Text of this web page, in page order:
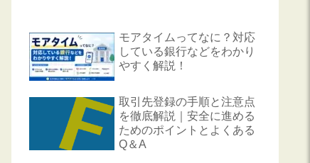
モアタイムってなに？対応
している銀行などをわかり
やすく解説！
取引先登録の手順と注意点
を徹底解説｜安全に進める
ためのポイントとよくある
Q＆A